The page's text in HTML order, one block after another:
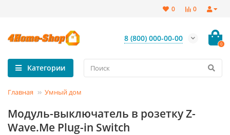
0
0
8 (800) 000-00-00
0
Категории
Главная Умный дом
Модуль-выключатель в розетку Z-
Wave.Me Plug-in Switch